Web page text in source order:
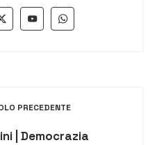
PRECEDENTE
| Democrazia